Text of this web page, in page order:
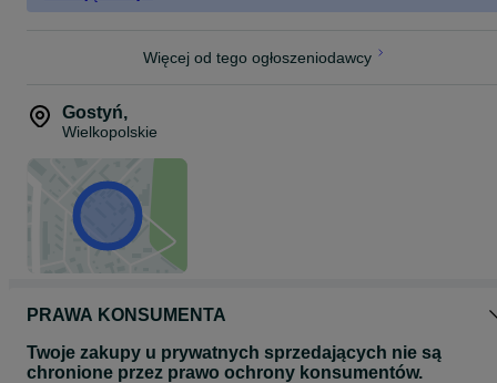
Więcej od tego ogłoszeniodawcy
Gostyń,
Wielkopolskie
PRAWA KONSUMENTA
Twoje zakupy u prywatnych sprzedających nie są
chronione przez prawo ochrony konsumentów.